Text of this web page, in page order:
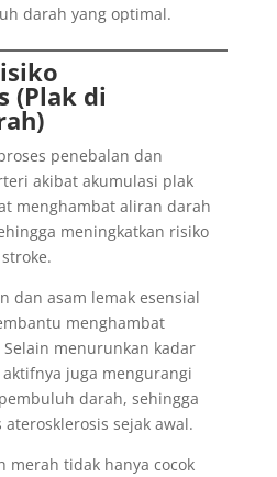
darah yang optimal.
(Plak di
penebalan dan
akibat akumulasi plak
menghambat aliran darah
meningkatkan risiko
dan asam lemak esensial
menghambat
menurunkan kadar
juga mengurangi
darah, sehingga
sejak awal.
merah tidak hanya cocok